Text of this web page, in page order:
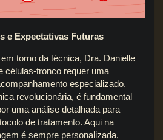
e Expectativas Futuras
torno da técnica, Dra. Danielle
células-tronco requer uma
especializado.
revolucionária, é fundamental
uma análise detalhada para
de tratamento. Aqui na
é sempre personalizada,